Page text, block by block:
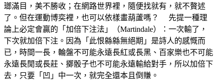
瑯滿目，美不勝收；在網路世界裡，隨便找就有，就不贅述
了。但在運動博奕裡，也可以依樣畫葫蘆嗎？ 先提一種理
論上必定會贏的「加倍下注法」（Martindale）：一次輸了，
下次就加倍下注。因為「此恨緜緜無絕期」是詩人的感慨而
已，時間一長，輪盤不可能永遠長紅或長黑、百家樂也不可能
永遠長閒或長莊、擲骰子也不可能永遠輸給對手，所以加倍下
去，只要「凹」中一次，就完全還本且倒賺。